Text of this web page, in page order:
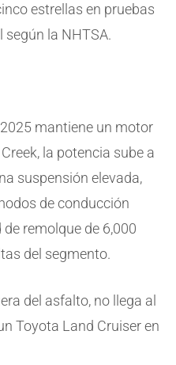
estrellas en pruebas
según la NHTSA.
mantiene un motor
la potencia sube a
suspensión elevada,
de conducción
remolque de 6,000
del segmento.
del asfalto, no llega al
Toyota Land Cruiser en